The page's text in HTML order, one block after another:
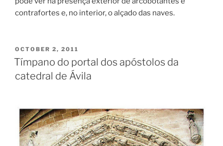
contrafortes e, no interior, o alçado das naves.
POSTED
ON
OCTOBER 2, 2011
Tímpano do portal dos apóstolos da
catedral de Ávila